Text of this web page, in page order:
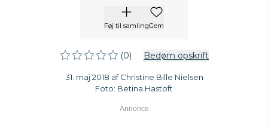
Føj til samlingGem
(0) Bedøm opskrift
31. maj 2018 af Christine Bille Nielsen
Foto: Betina Hastoft